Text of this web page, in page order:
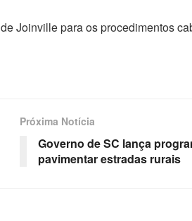
Joinville para os procedimentos
Próxima Notícia
Governo de SC lança
pavimentar estradas rurais